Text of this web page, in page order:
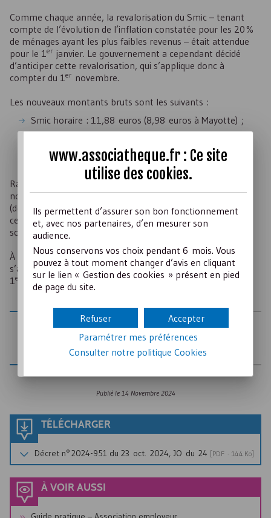
Comme chaque année, la revalorisation du Smic – tenant
compte de l’évolution de l’inflation constatée pour les 20 %
de ménages ayant les plus faibles revenus – était attendue
pour le 1er janvier. Le gouvernement a cependant décidé
d’anticiper cette revalorisation, qui s’applique donc à
compter du 1er novembre.
Les nouveaux montants bruts sont les suivants :
Smic horaire : 11,88 euros (8,98 euros à Mayotte) ;
Smicmensuel : 1 801,80 euros (1 361,97 euros à
Minimum garanti : 4,22 euros.
Rappelons que le minimum garanti sert de référence,
notamment pour l’évaluation des frais professionnels
(déplacements, repas,etc.), des avantages en nature dans
certains cas (logement, nourriture, etc.) et d’allocations
sociales.
À noter que, s’agissant d’une anticipation, cette mesure ne
s’accompagnera pas d’un nouveau relèvement au
1er janviere 2025.
AUTEUR
Juris associations pour le Crédit Mutuel
Publié le 14 Novembre 2024
TÉLÉCHARGER
Décret n° 2024-951 du 23 oct. 2024, JO du 24 [PDF - 144 Ko]
À VOIR AUSSI
www.associatheque.fr : Ce site
utilise des cookies.
Ils permettent d’assurer son bon fonctionnement
et, avec nos partenaires, d’en mesurer son
audience.
Nous conservons vos choix pendant 6 mois. Vous
pouvez à tout moment changer d’avis en cliquant
sur le lien « Gestion des cookies » présent en pied
de page du site.
Accepter
Refuser
Paramétrer mes préférences
Consulter notre politiqueCookies